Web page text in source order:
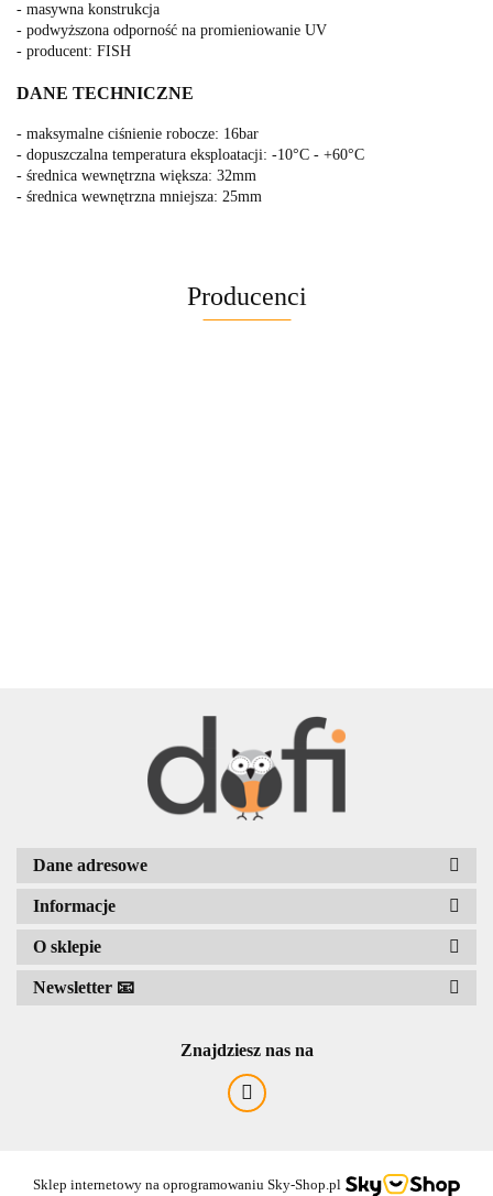
- masywna konstrukcja
- podwyższona odporność na promieniowanie UV
- producent: FISH
DANE TECHNICZNE
- maksymalne ciśnienie robocze: 16bar
- dopuszczalna temperatura eksploatacji: -10°C - +60°C
- średnica wewnętrzna większa: 32mm
- średnica wewnętrzna mniejsza: 25mm
Producenci
BENASSI/GALGI
Dane adresowe
Informacje
O sklepie
Newsletter 📧
Znajdziesz nas na
Sklep internetowy na oprogramowaniu Sky-Shop.pl